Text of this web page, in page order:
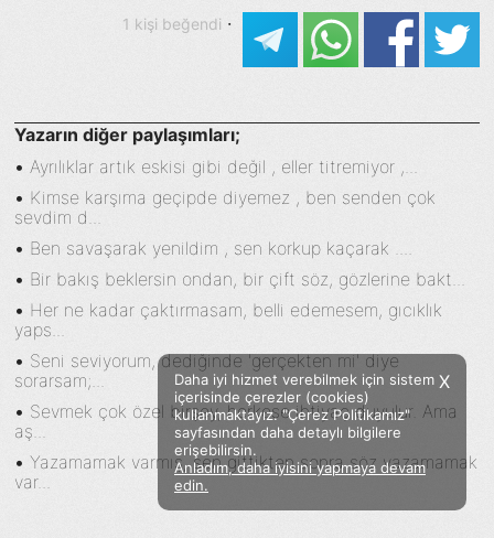
Facebook Twitter Instagram
Sözümoki © 2020 - V.8
1 kişi beğendi ·
Yazarın diğer paylaşımları;
•Ayrılıklar artık eskisi gibi değil , eller titremiyor ,...
• Kimse karşıma geçipde diyemez , ben senden çok
sevdim d...
• Ben savaşarak yenildim , sen korkup kaçarak ....
• Bir bakış beklersin ondan, bir çift söz, gözlerine bakt...
• Her ne kadar çaktırmasam, belli edemesem, gıcıklık
yaps...
• Seni seviyorum, dediğinde 'gerçekten mi' diye
sorarsam;...
• Sevmek çok özel birşey, herkese ihtiyaç duyulur. Ama
aş...
•Yazamamak varmış, sen gittikten sonra söz yazamamak
var...
X
Daha iyi hizmet verebilmek için sistem
içerisinde çerezler (cookies)
kullanmaktayız. "Çerez Politikamız"
sayfasından daha detaylı bilgilere
erişebilirsin.
Anladım, daha iyisini yapmaya devam
edin.